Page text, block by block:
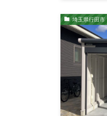
埼玉県行田市